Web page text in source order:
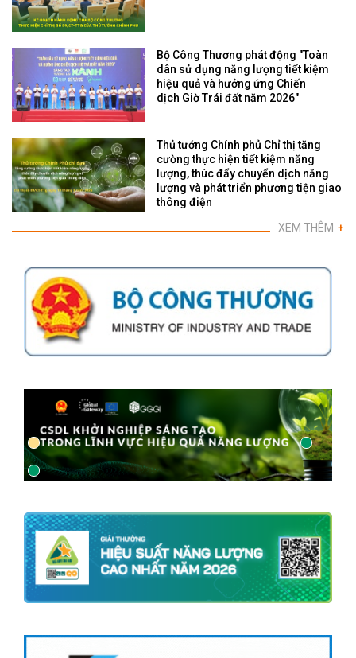
Bộ Công Thương phát động "Toàn
dân sử dụng năng lượng tiết kiệm
hiệu quả và hưởng ứng Chiến
dịch Giờ Trái đất năm 2026"
Thủ tướng Chính phủ Chỉ thị tăng
cường thực hiện tiết kiệm năng
lượng, thúc đẩy chuyển dịch năng
lượng và phát triển phương tiện giao
thông điện
XEM THÊM +